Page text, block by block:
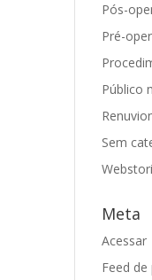
Pós-
Pré-
Público
Sem
Meta
Acessar
Feed de